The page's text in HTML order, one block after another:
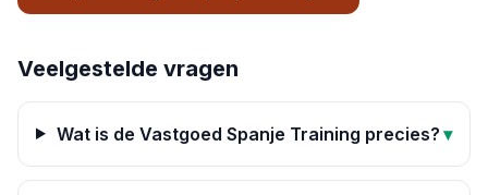
Veelgestelde vragen
Wat is de Vastgoed Spanje Training precies? ▾